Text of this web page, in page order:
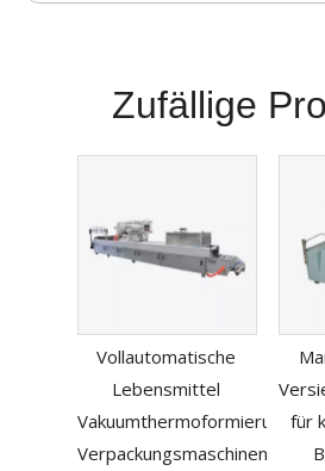
Zufällige
Vollautomatische
Lebensmittel
Vakuumthermoformierungfür